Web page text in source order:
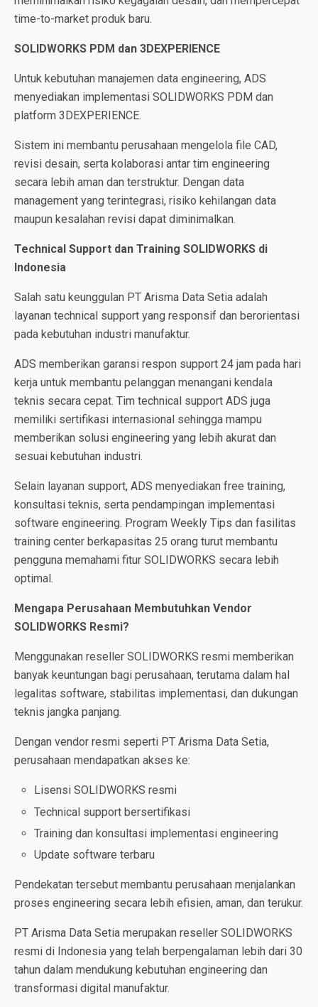
time-to-market produk baru.
SOLIDWORKS PDM dan 3DEXPERIENCE
Untuk kebutuhan manajemen data engineering, ADS
menyediakan implementasi SOLIDWORKS PDM dan
platform 3DEXPERIENCE.
Sistem ini membantu perusahaan mengelola file CAD,
revisi desain, serta kolaborasi antar tim engineering
secara lebih aman dan terstruktur. Dengan data
management yang terintegrasi, risiko kehilangan data
maupun kesalahan revisi dapat diminimalkan.
Technical Support dan Training SOLIDWORKS di
Indonesia
Salah satu keunggulan PT Arisma Data Setia adalah
layanan technical support yang responsif dan berorientasi
pada kebutuhan industri manufaktur.
ADS memberikan garansi respon support 24 jam pada hari
kerja untuk membantu pelanggan menangani kendala
teknis secara cepat. Tim technical support ADS juga
memiliki sertifikasi internasional sehingga mampu
memberikan solusi engineering yang lebih akurat dan
sesuai kebutuhan industri.
Selain layanan support, ADS menyediakan free training,
konsultasi teknis, serta pendampingan implementasi
software engineering. Program Weekly Tips dan fasilitas
training center berkapasitas 25 orang turut membantu
pengguna memahami fitur SOLIDWORKS secara lebih
optimal.
Mengapa Perusahaan Membutuhkan Vendor
SOLIDWORKS Resmi?
Menggunakan reseller SOLIDWORKS resmi memberikan
banyak keuntungan bagi perusahaan, terutama dalam hal
legalitas software, stabilitas implementasi, dan dukungan
teknis jangka panjang.
Dengan vendor resmi seperti PT Arisma Data Setia,
perusahaan mendapatkan akses ke:
Lisensi SOLIDWORKS resmi
Technical support bersertifikasi
Training dan konsultasi implementasi engineering
Update software terbaru
Pendekatan tersebut membantu perusahaan menjalankan
proses engineering secara lebih efisien, aman, dan terukur.
PT Arisma Data Setia merupakan reseller SOLIDWORKS
resmi di Indonesia yang telah berpengalaman lebih dari 30
tahun dalam mendukung kebutuhan engineering dan
transformasi digital manufaktur.